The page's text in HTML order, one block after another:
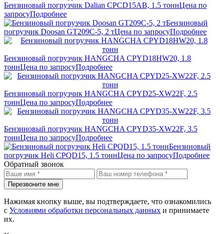
Бензиновый погрузчик Dalian CPCD15AB, 1.5 тоннЦена по
запросуПодробнее
Бензиновый
погрузчик Doosan GT209C-5, 2 тЦена по запросуПодробнее
Бензиновый погрузчик HANGCHA CPYD18HW20, 1.8
тоннЦена по запросуПодробнее
Бензиновый погрузчик HANGCHA CPYD25-XW22F, 2.5
тоннЦена по запросуПодробнее
Бензиновый погрузчик HANGCHA CPYD35-XW22F, 3.5
тоннЦена по запросуПодробнее
Бензиновый
погрузчик Heli CPQD15, 1.5 тоннЦена по запросуПодробнее
Обратный звонок
Перезвоните мне
Нажимая кнопку выше, вы подтверждаете, что ознакомились
с Условиями обработки персональных данных и принимаете
их.